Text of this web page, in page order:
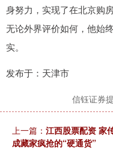
身努力，实现了在北京购
无论外界评价如何，他始
实。
发布于：天津市
信钰证券
上一篇： 江西股票配资 家
成藏家疯抢的“硬通货”